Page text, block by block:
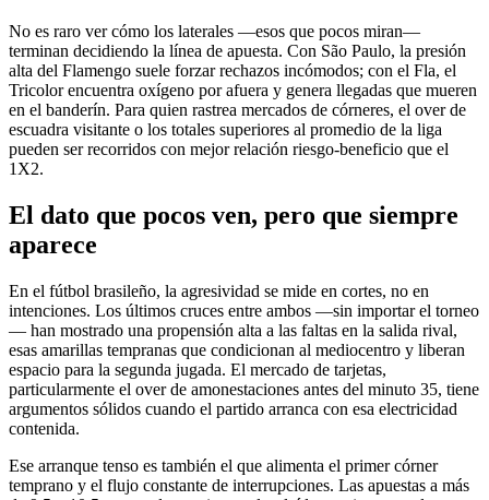
No es raro ver cómo los laterales —esos que pocos miran—
terminan decidiendo la línea de apuesta. Con São Paulo, la presión
alta del Flamengo suele forzar rechazos incómodos; con el Fla, el
Tricolor encuentra oxígeno por afuera y genera llegadas que mueren
en el banderín. Para quien rastrea mercados de córneres, el over de
escuadra visitante o los totales superiores al promedio de la liga
pueden ser recorridos con mejor relación riesgo-beneficio que el
1X2.
El dato que pocos ven, pero que siempre
aparece
En el fútbol brasileño, la agresividad se mide en cortes, no en
intenciones. Los últimos cruces entre ambos —sin importar el torneo
— han mostrado una propensión alta a las faltas en la salida rival,
esas amarillas tempranas que condicionan al mediocentro y liberan
espacio para la segunda jugada. El mercado de tarjetas,
particularmente el over de amonestaciones antes del minuto 35, tiene
argumentos sólidos cuando el partido arranca con esa electricidad
contenida.
Ese arranque tenso es también el que alimenta el primer córner
temprano y el flujo constante de interrupciones. Las apuestas a más